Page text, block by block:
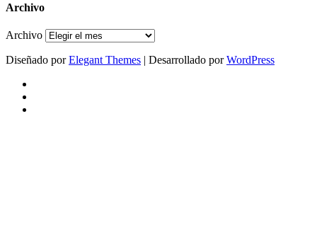
Archivo
Archivo
Diseñado porElegant Themes | Desarrollado porWordPress